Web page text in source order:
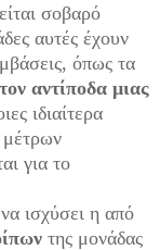
σοβαρό
αυτές έχουν
όπως τα
αντίποδα μιας
ιδιαίτερα
μέτρων
για το
ισχύσει η από
της μονάδας